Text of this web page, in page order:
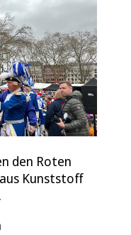
den Roten
Kunststoff